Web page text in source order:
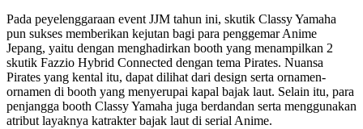
Pada peyelenggaraan event JJM tahun ini, skutik Classy Yamaha
pun sukses memberikan kejutan bagi para penggemar Anime
Jepang, yaitu dengan menghadirkan booth yang menampilkan 2
skutik Fazzio Hybrid Connected dengan tema Pirates. Nuansa
Pirates yang kental itu, dapat dilihat dari design serta ornamen-
ornamen di booth yang menyerupai kapal bajak laut. Selain itu, para
penjangga booth Classy Yamaha juga berdandan serta menggunakan
atribut layaknya katrakter bajak laut di serial Anime.